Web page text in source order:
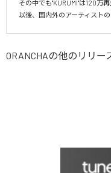
その中でも"KURUMI"は120万再
以後、国内外のアーティスト
ORANCHAの他のリリー